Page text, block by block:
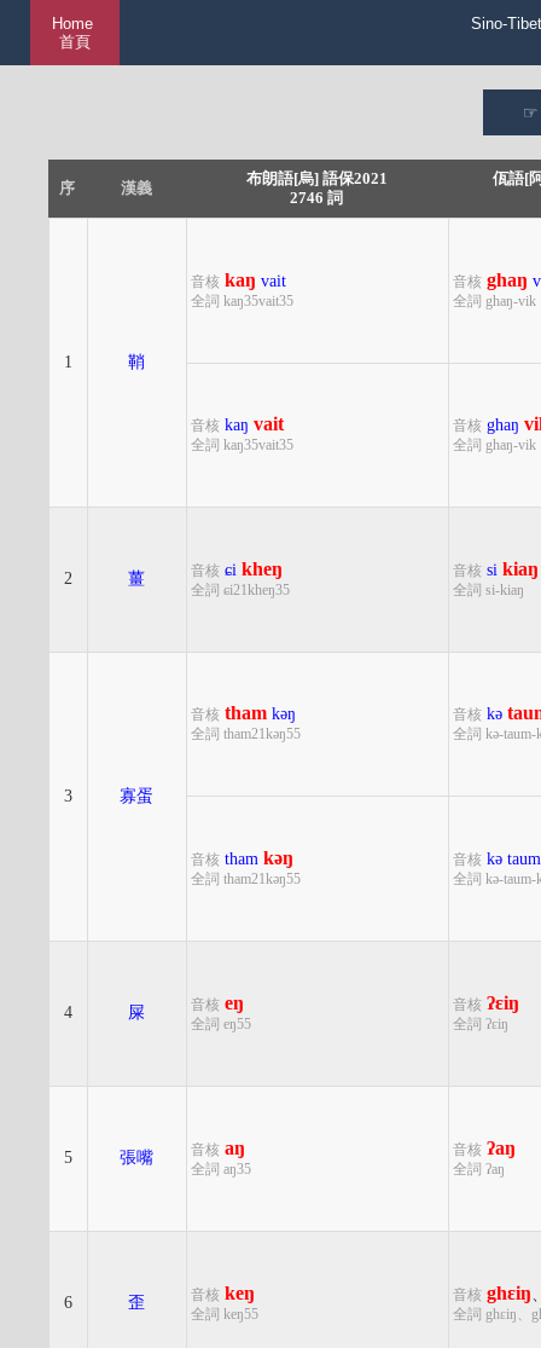
Home
首頁
Sino-
序 漢義
布朗語[烏] 語保2021
2746 詞
佤語[
1 鞘
音核 kaŋ vait
全詞 kaŋ35vait35
音核 ghaŋ
全詞 ghaŋ-vik
音核 kaŋ vait
全詞 kaŋ35vait35
音核 ghaŋ
全詞 ghaŋ-vik
2 薑 音核 ɕi kheŋ
全詞 ɕi21kheŋ35
音核 si kiaŋ
全詞 si-kiaŋ
3 寡蛋
音核 tham kəŋ
全詞 tham21kəŋ55
音核 kə
全詞 kə-taum-
音核 tham kəŋ
全詞 tham21kəŋ55
音核 kə taum
全詞 kə-taum-
4 屎 音核 eŋ
全詞 eŋ55
音核 ʔɛiŋ
全詞 ʔɛiŋ
5 張嘴 音核 aŋ
全詞 aŋ35
音核 ʔaŋ
全詞 ʔaŋ
6 歪 音核 keŋ
全詞 keŋ55
音核 ghɛiŋ
全詞 ghɛiŋ、